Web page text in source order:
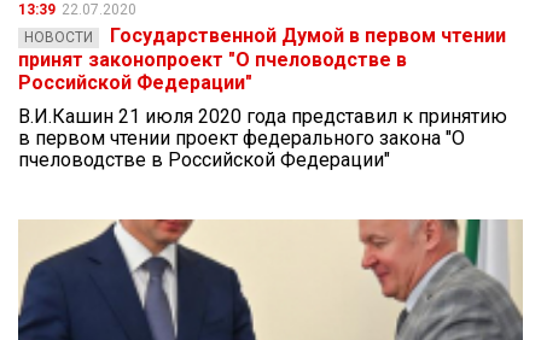
13:39 22.07.2020
НОВОСТИ
Государственной Думой в первом чтении
принят законопроект "О пчеловодстве в
Российской Федерации"
В.И.Кашин 21 июля 2020 года представил к принятию
в первом чтении проект федерального закона "О
пчеловодстве в Российской Федерации"